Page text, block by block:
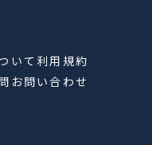
いて 利用規約
お問い合わせ